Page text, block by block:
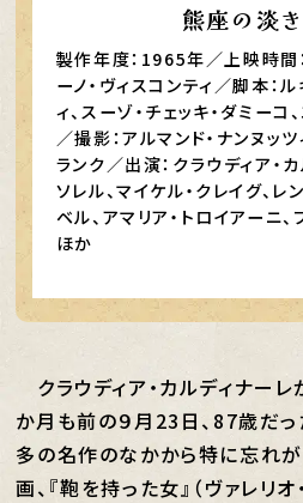
熊座の淡
製作年度：1965年／上映時間
ーノ・ヴィスコンティ／脚本：
ィ、スーゾ・チェッキ・ダミーコ
／撮影：アルマンド・ナンヌッ
ランク／出演：クラウディア・カ
ソレル、マイケル・クレイグ、レ
ベル、アマリア・トロイアーニ
ほか
クラウディア・カルディナーレ
か月も前の９月23日、87歳だっ
多の名作のなかから特に忘れ
画、『鞄を持った女』（ヴァレリ